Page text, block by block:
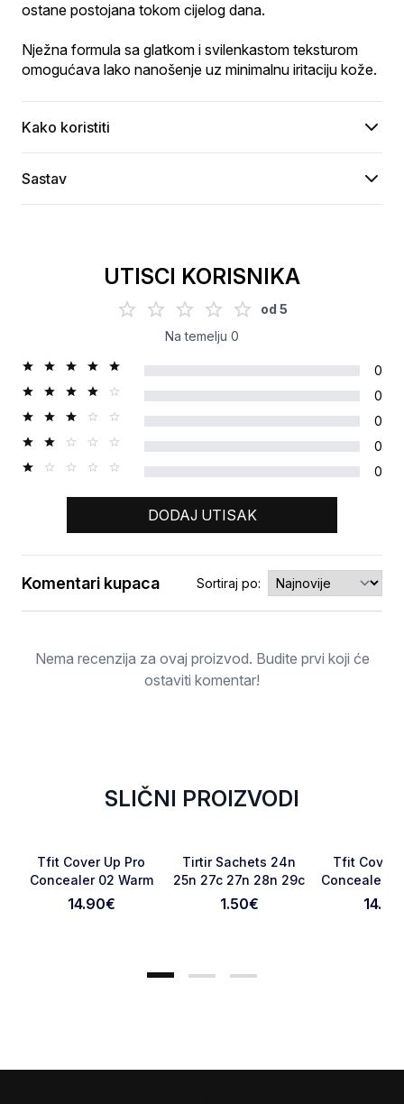
ostane postojana tokom cijelog dana.
Nježna formula sa glatkom i svilenkastom teksturom
omogućava lako nanošenje uz minimalnu iritaciju kože.
Kako koristiti
Sastav
UTISCI KORISNIKA
od 5
Na temelju 0
0
0
0
0
0
DODAJ UTISAK
Ocjena
Otkaži pregled Pošaljite pregled
Komentari kupaca Sortiraj po:
Nema recenzija za ovaj proizvod. Budite prvi koji će
ostaviti komentar!
SLIČNI PROIZVODI
Favorite
Tfit Cover Up Pro
Concealer 02 Warm
14.90€
Favorite
Tirtir Sachets 24n
25n 27c 27n 28n 29c
1.50€
Tfit Cover
Concealer
14.90